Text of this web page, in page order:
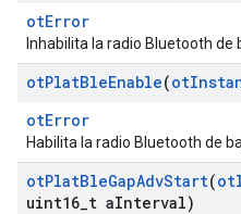
otError
Inhabilita la radio Bluetooth de
otPlatBleEnable(ot
otError
Habilita la radio Bluetooth de
otPlatBleGapAdvStart(ot
uint16 t aInterval)